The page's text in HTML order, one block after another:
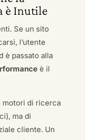
è Inutile
Se un sito
l’utente
è passato alla
è il
motori di ricerca
ma di
cliente. Un